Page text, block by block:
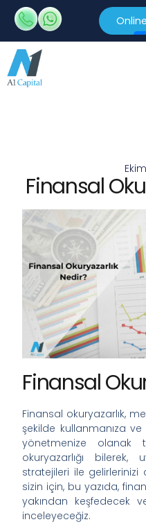
Finansal
Finansal
Finansal okuryazarlık,
şekilde kullanmanıza ve
yönetmenize olanak
okuryazarlığı
stratejileri ile gelirlerinizi
sizin için, bu yazıda,
yakından keşfedecek
inceleyeceğiz.